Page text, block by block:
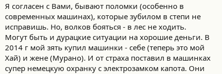
Я согласен с Вами, бывают поломки (особенно в
современных машинах), которые зубилом в степи не
исправишь. Но, волков бояться - в лес не ходить.
Могут быть и дурацкие ситуации на хорошие деньги. В
2014 г мой зять купил машинки - себе (теперь это мой
Хай) и жене (Мурано). И от страха поставил в машинках
супер немецкую охранку с электрозамком капота. Они